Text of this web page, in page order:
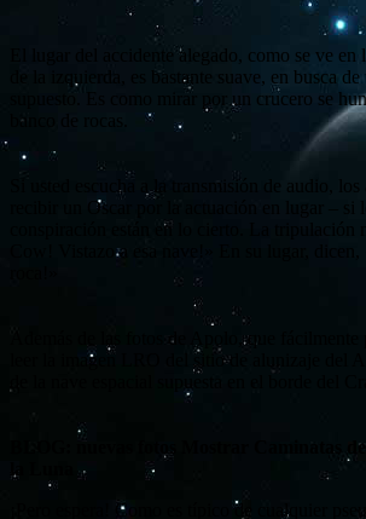
El lugar del accidente alegado, como se ve
de la izquierda, es bastante suave, en busca
supuesto. Es como mirar por un crucero se
banco de rocas.
Si usted escucha a la transmisión de audio, los
recibir un Oscar por la actuación en lugar – si
conspiración están en lo cierto. La tripulación
Cow! Vistazo a esa nave!» En su lugar,
Además de las fotos de Apolo, que fácilmente
leer la imagen LRO del sitio de alunizaje del
BLOG: nuevas fotos Mostrar Caminatas de
¡Pero espera! Como es típico de cualquier